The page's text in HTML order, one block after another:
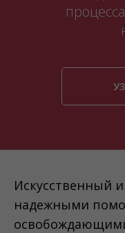
Искусственный
надежными